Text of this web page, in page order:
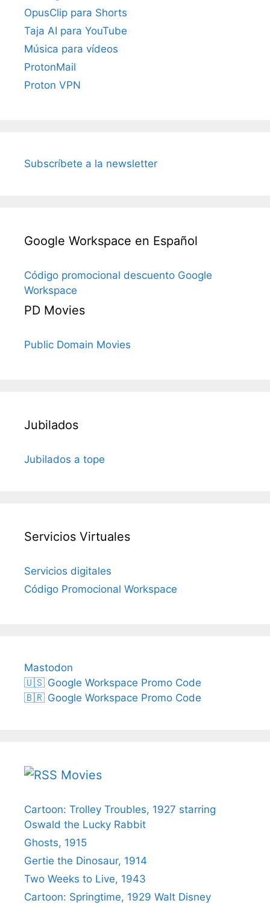
OpusClip para Shorts
Taja AI para YouTube
Música para vídeos
ProtonMail
Proton VPN
Subscríbete a la newsletter
Google Workspace en Español
Código promocional descuento Google
Workspace
PD Movies
Public Domain Movies
Jubilados
Jubilados a tope
Servicios Virtuales
Servicios digitales
Código Promocional Workspace
Mastodon
🇺🇸 Google Workspace Promo Code
🇧🇷 Google Workspace Promo Code
Movies
Cartoon: Trolley Troubles, 1927 starring
Oswald the Lucky Rabbit
Ghosts, 1915
Gertie the Dinosaur, 1914
Two Weeks to Live, 1943
Cartoon: Springtime, 1929 Walt Disney